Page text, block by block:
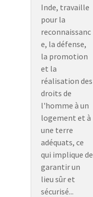
Inde, travaille
pour la
reconnaissanc
e, la défense,
la promotion
et la
réalisation des
droits de
l'homme à un
logement et à
une terre
adéquats, ce
qui implique de
garantir un
lieu sûr et
sécurisé...